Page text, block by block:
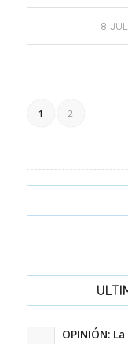
8 /
1 2
OPINIÓN: